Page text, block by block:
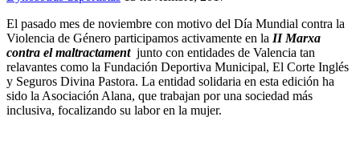
El pasado mes de noviembre con motivo del Día Mundial contra la
Violencia de Género participamos activamente en la II Marxa
contra el maltractamentjunto con entidades de Valencia tan
relavantes como la Fundación Deportiva Municipal, El Corte Inglés
y Seguros Divina Pastora. La entidad solidaria en esta edición ha
sido la Asociación Alana, que trabajan por una sociedad más
inclusiva, focalizando su labor en la mujer.